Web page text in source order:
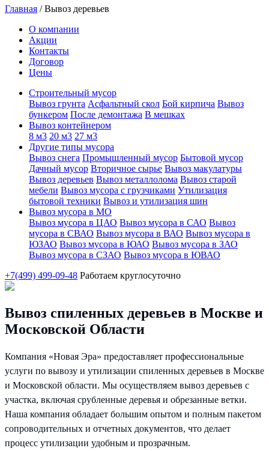
Главная /Вывоз деревьев
О компании
Акции
Контакты
Договор
Цены
Строительный мусор
Вывоз грунта Асфальтный скол Бой кирпича Вывоз
бункером После демонтажа В мешках
Вывоз контейнером
8 м3 20 м3 27 м3
Другие типы мусора
Вывоз снега Промышленный мусор Бытовой мусор
Дачный мусор Вторичное сырье Вывоз макулатуры
Вывоз деревьев Вывоз металлолома Вывоз старой
мебели Вывоз мусора с грузчиками Утилизация
бытовой техники Вывоз и утилизация шин
Вывоз мусора в МО
Вывоз мусора в ЦАО Вывоз мусора в САО Вывоз
мусора в СВАО Вывоз мусора в ВАО Вывоз мусора в
ЮЗАО Вывоз мусора в ЮАО Вывоз мусора в ЗАО
Вывоз мусора в СЗАО Вывоз мусора в ЮВАО
+7(499) 499-09-48 Работаем круглосуточно
Вывоз спиленных деревьев в Москве и
Московской Области
Компания «Новая Эра» предоставляет профессиональные
услуги по вывозу и утилизации спиленных деревьев в Москве
и Московской области. Мы осуществляем вывоз деревьев с
участка, включая срубленные деревья и обрезанные ветки.
Наша компания обладает большим опытом и полным пакетом
сопроводительных и отчетных документов, что делает
процесс утилизации удобным и прозрачным.